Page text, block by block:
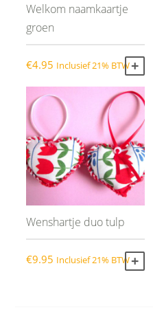
Welkom naamkaartje
groen
€4.95 Inclusief 21% BTW
Wenshartje duo tulp
€9.95 Inclusief 21% BTW